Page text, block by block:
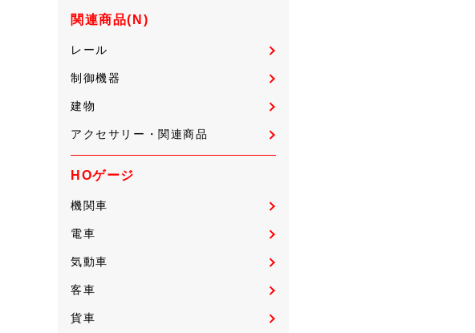
関連商品(N)
レール
制御機器
建物
アクセサリー・関連商品
HOゲージ
機関車
電車
気動車
客車
貨車